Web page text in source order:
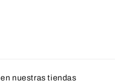
nuestras tiendas